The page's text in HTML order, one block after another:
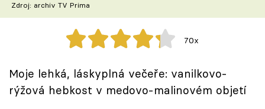
Sledujte prima+
Zdroj: archiv TV Prima
70x
Moje lehká, láskyplná večeře: vanilkovo-
rýžová hebkost v medovo-malinovém objetí